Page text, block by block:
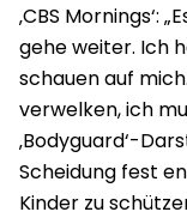
‚CBS Mornings‘:
gehe weiter. Ich
schauen auf
verwelken, ich
‚Bodyguard‘-
Scheidung fest
Kinder zu